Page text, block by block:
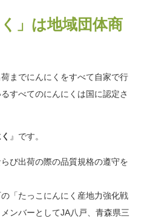
」は地域団体商
までにんにくをすべて自家で行
すべてのにんにくは国に認定さ
』です。
び出荷の際の品質規格の遵守を
「たっこにんにく産地力強化戦
ンバーとしてJA八戸、青森県三